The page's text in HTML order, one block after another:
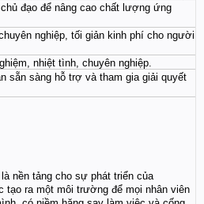
đạo để nâng cao chất lượng ứng
nghiệp, tối giản kinh phí cho người
nhiệt tình, chuyên nghiệp.
sẵn sàng hỗ trợ và tham gia giải quyết
nền tảng cho sự phát triển của
tạo ra một môi trường để mọi nhân viên